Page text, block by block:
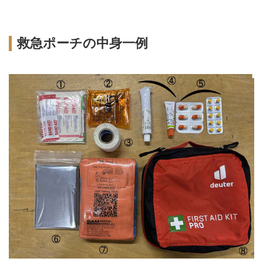
救急ポーチの中身一例